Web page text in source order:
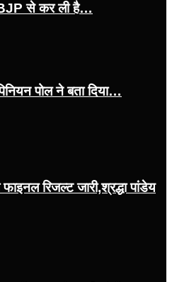
BJP से कर ली है…
पोल ने बता दिया…
रिजल्ट जारी,श्रद्धा पांडेय